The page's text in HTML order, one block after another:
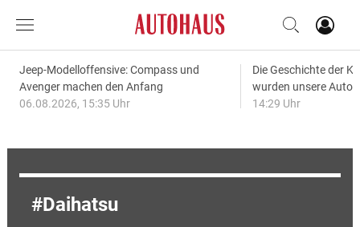
Jeep-Modelloffensive: Compass und
Avenger machen den Anfang
06.08.2026, 15:35 Uhr
Die Geschichte der
wurden unsere
14:29 Uhr
Daihatsu